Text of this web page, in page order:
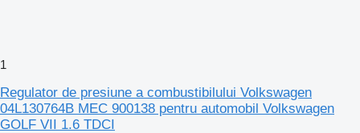
1
Regulator de presiune a combustibilului Volkswagen
04L130764B MEC 900138 pentru automobil Volkswagen
GOLF VII 1.6 TDCI